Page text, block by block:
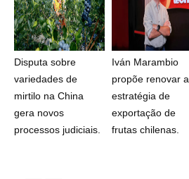
Disputa sobre
variedades de
mirtilo na China
gera novos
processos judiciais.
Iván Marambio
propõe renovar a
estratégia de
exportação de
frutas chilenas.